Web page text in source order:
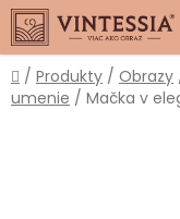
Prejsť
na
obsah
Domov
/ Produkty / Obrazy
umenie / Mačka v